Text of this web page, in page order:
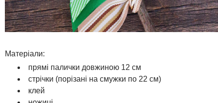
Матеріали:
прямі палички довжиною 12 см
стрічки (порізані на смужки по 22 см)
клей